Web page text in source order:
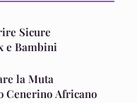
Sicure
e Bambini
la Muta
Cenerino Africano